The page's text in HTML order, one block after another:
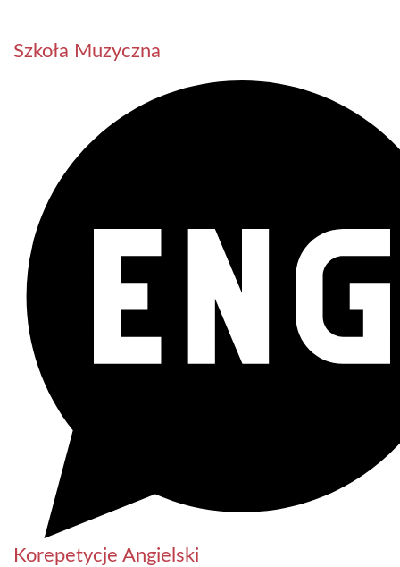
Szkoła Muzyczna
Korepetycje Angielski